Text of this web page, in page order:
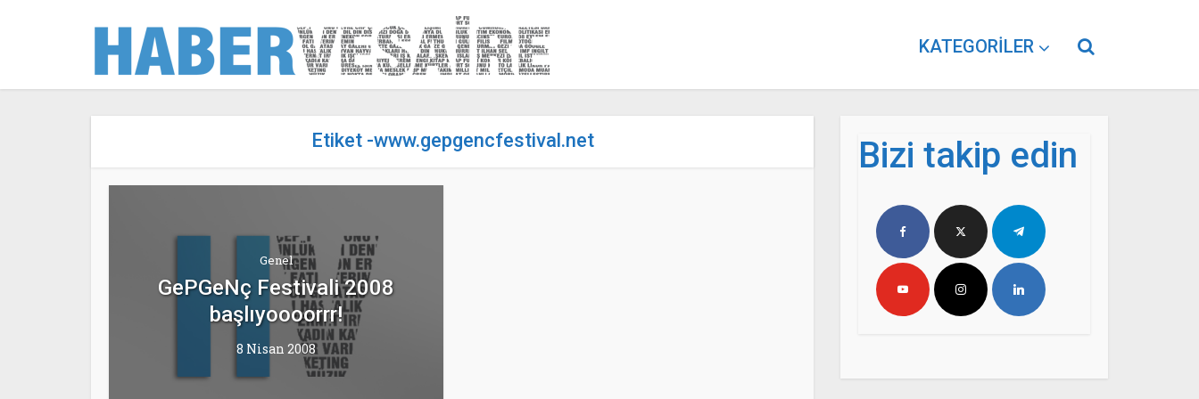
KATEGORILER
Etiket -www.gepgencfestival.net
Genel
GePGeNç Festivali 2008
başlıyoooorrr!
8 Nisan 2008
Bizi takip edin